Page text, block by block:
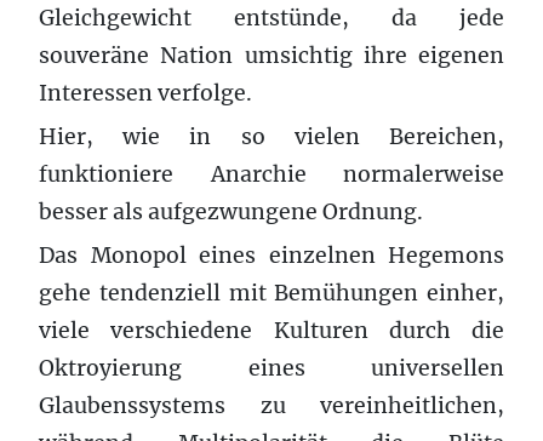
Gleichgewicht entstünde, da jede
souveräne Nation umsichtig ihre eigenen
Interessen verfolge.
Hier, wie in so vielen Bereichen,
funktioniere Anarchie normalerweise
besser als aufgezwungene Ordnung.
Das Monopol eines einzelnen Hegemons
gehe tendenziell mit Bemühungen einher,
viele verschiedene Kulturen durch die
Oktroyierung eines universellen
Glaubenssystems zu vereinheitlichen,